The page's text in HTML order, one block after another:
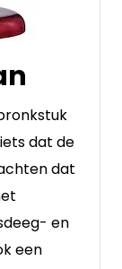
dat de
dat
en
een